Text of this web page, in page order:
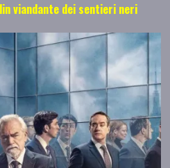
viandante dei sentieri neri